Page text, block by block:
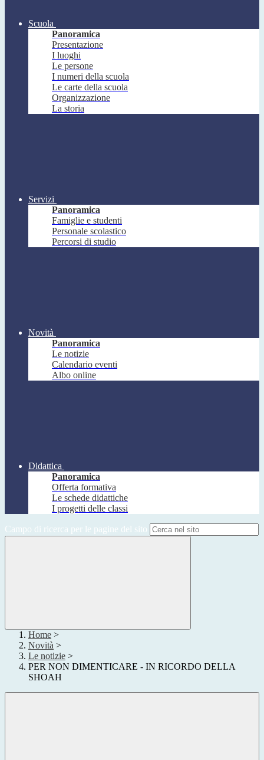
Scuola
Panoramica
Presentazione
I luoghi
Le persone
I numeri della scuola
Le carte della scuola
Organizzazione
La storia
Servizi
Panoramica
Famiglie e studenti
Personale scolastico
Percorsi di studio
Novità
Panoramica
Le notizie
Calendario eventi
Albo online
Didattica
Panoramica
Offerta formativa
Le schede didattiche
I progetti delle classi
Campo di ricerca per le pagine del sito
Home >
Novità >
Le notizie >
PER NON DIMENTICARE - IN RICORDO DELLA
SHOAH